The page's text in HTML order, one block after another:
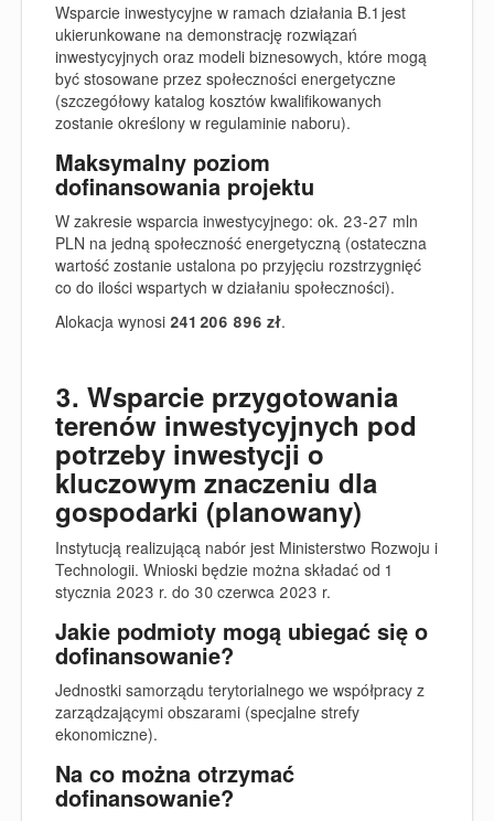
Wsparcie inwestycyjne w ramach działania B.1 jest
ukierunkowane na demonstrację rozwiązań
inwestycyjnych oraz modeli biznesowych, które mogą
być stosowane przez społeczności energetyczne
(szczegółowy katalog kosztów kwalifikowanych
zostanie określony w regulaminie naboru).
Maksymalny poziom
dofinansowania projektu
W zakresie wsparcia inwestycyjnego: ok. 23-27 mln
PLN na jedną społeczność energetyczną (ostateczna
wartość zostanie ustalona po przyjęciu rozstrzygnięć
co do ilości wspartych w działaniu społeczności).
Alokacja wynosi 241 206 896 zł.
3. Wsparcie przygotowania
terenów inwestycyjnych pod
potrzeby inwestycji o
kluczowym znaczeniu dla
gospodarki (planowany)
Instytucją realizującą nabór jest Ministerstwo Rozwoju i
Technologii. Wnioski będzie można składać od 1
stycznia 2023 r. do 30 czerwca 2023 r.
Jakie podmioty mogą ubiegać się o
dofinansowanie?
Jednostki samorządu terytorialnego we współpracy z
zarządzającymi obszarami (specjalne strefy
ekonomiczne).
Na co można otrzymać
dofinansowanie?